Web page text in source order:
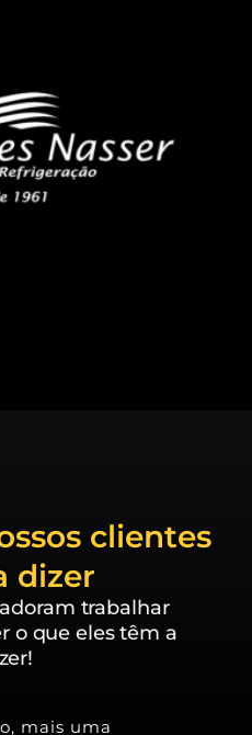
clientes
dizer
trabalhar
o que eles têm a
mais uma